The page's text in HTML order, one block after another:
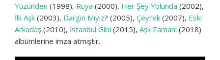
Yüzünden (1998), Rüya (2000), Her Şey Yolunda (2002),
İlk Aşk (2003), Dargın Mıyız? (2005), Çeyrek (2007), Eski
Arkadaş (2010), İstanbul Gibi (2015), Aşk Zamanı (2018)
albümlerine imza atmıştır.